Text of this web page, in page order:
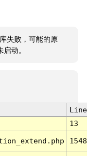
失败，可能的原
动。
Line
13
1548